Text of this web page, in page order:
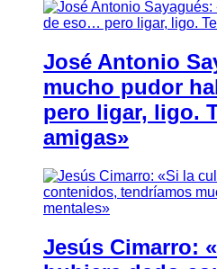
José Antonio
mucho pudor
pero ligar, ligo.
amigas»
Jesús Cimarro: